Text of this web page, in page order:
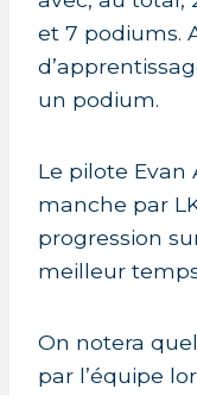
et 7 podiums.
un podium.
Le pilote Evan
manche par
progression
meilleur
On notera
par l’équipe